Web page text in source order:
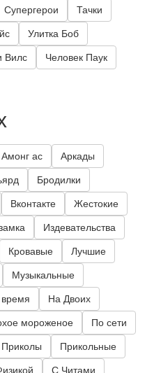
Супергерои Тачки
Улитка Боб
Вилс Человек Паук
Амонг ас Аркады
Бродилки
Вконтакте Жестокие
Издевательства
Кровавые Лучшие
Музыкальные
На Двоих
мороженое По сети
Приколы Прикольные
С Читами